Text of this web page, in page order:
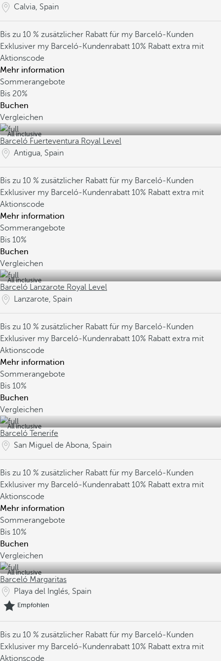
Calvia, Spain
Bis zu 10 % zusätzlicher Rabatt für my Barceló-Kunden
Exklusiver my Barceló-Kundenrabatt 10% Rabatt extra mit
Aktionscode
Mehr information
Sommerangebote
Bis 20%
Buchen
Vergleichen
All inclusive
Barceló Fuerteventura Royal Level
Antigua, Spain
Bis zu 10 % zusätzlicher Rabatt für my Barceló-Kunden
Exklusiver my Barceló-Kundenrabatt 10% Rabatt extra mit
Aktionscode
Mehr information
Sommerangebote
Bis 10%
Buchen
Vergleichen
All inclusive
Barceló Lanzarote Royal Level
Lanzarote, Spain
Bis zu 10 % zusätzlicher Rabatt für my Barceló-Kunden
Exklusiver my Barceló-Kundenrabatt 10% Rabatt extra mit
Aktionscode
Mehr information
Sommerangebote
Bis 10%
Buchen
Vergleichen
All inclusive
Barceló Tenerife
San Miguel de Abona, Spain
Bis zu 10 % zusätzlicher Rabatt für my Barceló-Kunden
Exklusiver my Barceló-Kundenrabatt 10% Rabatt extra mit
Aktionscode
Mehr information
Sommerangebote
Bis 10%
Buchen
Vergleichen
All inclusive
Barceló Margaritas
Playa del Inglés, Spain
Empfohlen
Bis zu 10 % zusätzlicher Rabatt für my Barceló-Kunden
Exklusiver my Barceló-Kundenrabatt 10% Rabatt extra mit
Aktionscode